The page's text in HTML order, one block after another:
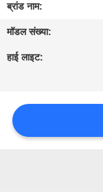
गुणवत्ता
नियंत्रण
करें
ब्रांड नाम:
मॉडल संख्या:
हाई लाइट: